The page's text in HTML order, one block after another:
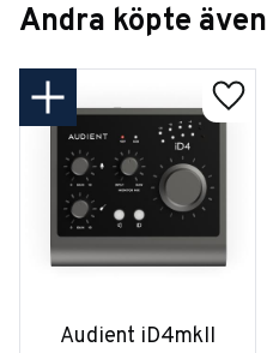
Andra köpte även
Audient iD4mkII